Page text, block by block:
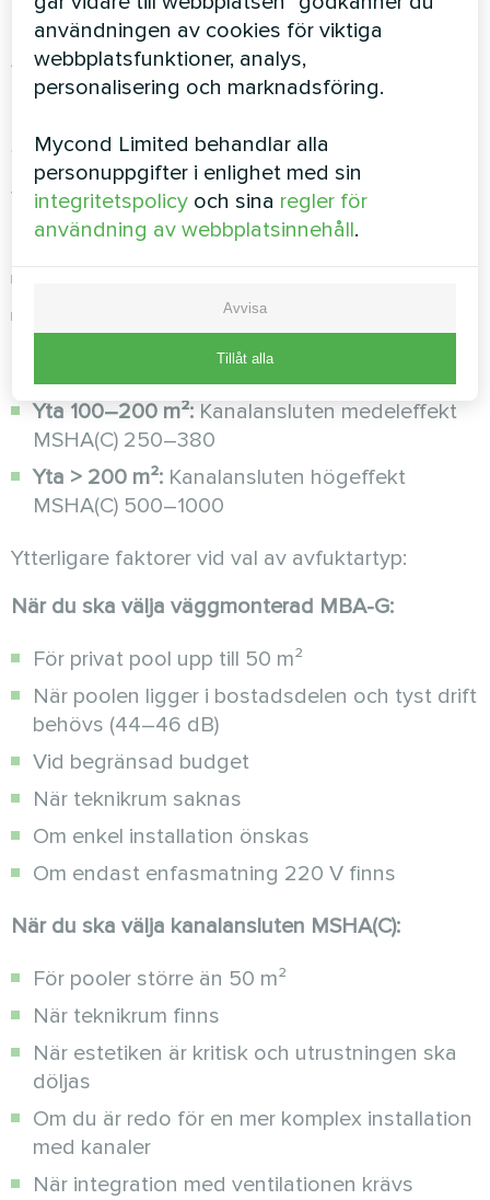
96 l/dygn × 1,2 = 115,2 l/dygn
Alltså behövs för en pool på 40 m² en avfuktare
med en kapacitet på minst 115 l/dygn.
Steg 3: Välj typ av avfuktare
Valet av avfuktartyp beror på poolytan och
lokalens egenskaper:
Kraftfull väggmonterad
MBA10G eller liten kanalansluten
Yta 100–200 m²: Kanalansluten medeleffekt
MSHA(C) 250–380
Yta > 200 m²: Kanalansluten högeffekt
MSHA(C) 500–1000
Ytterligare faktorer vid val av avfuktartyp:
När du ska välja väggmonterad MBA-G:
För privat pool upp till 50 m²
När poolen ligger i bostadsdelen och tyst drift
behövs (44–46 dB)
Vid begränsad budget
När teknikrum saknas
Om enkel installation önskas
Om endast enfasmatning 220 V finns
När du ska välja kanalansluten MSHA(C):
För pooler större än 50 m²
När teknikrum finns
När estetiken är kritisk och utrustningen ska
döljas
Om du är redo för en mer komplex installation
med kanaler
När integration med ventilationen krävs
användningen av cookies för viktiga
webbplatsfunktioner, analys,
personalisering och marknadsföring.
Mycond Limited behandlar alla
personuppgifter i enlighet med sin
integritetspolicy och sina regler för
användning av webbplatsinnehåll.
Avvisa
Tillåt alla